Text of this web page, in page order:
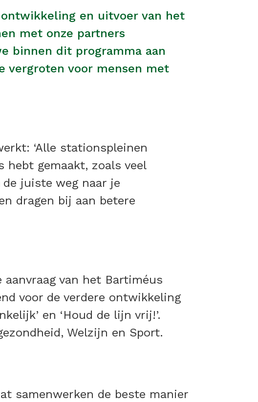
en uitvoer van het
met onze partners
binnen dit programma aan
vergroten voor mensen met
‘Alle stationspleinen
hebt gemaakt, zoals veel
juiste weg naar je
dragen bij aan betere
van het Bartiméus
voor de verdere ontwikkeling
en ‘Houd de lijn vrij!’.
Welzijn en Sport.
samenwerken de beste manier